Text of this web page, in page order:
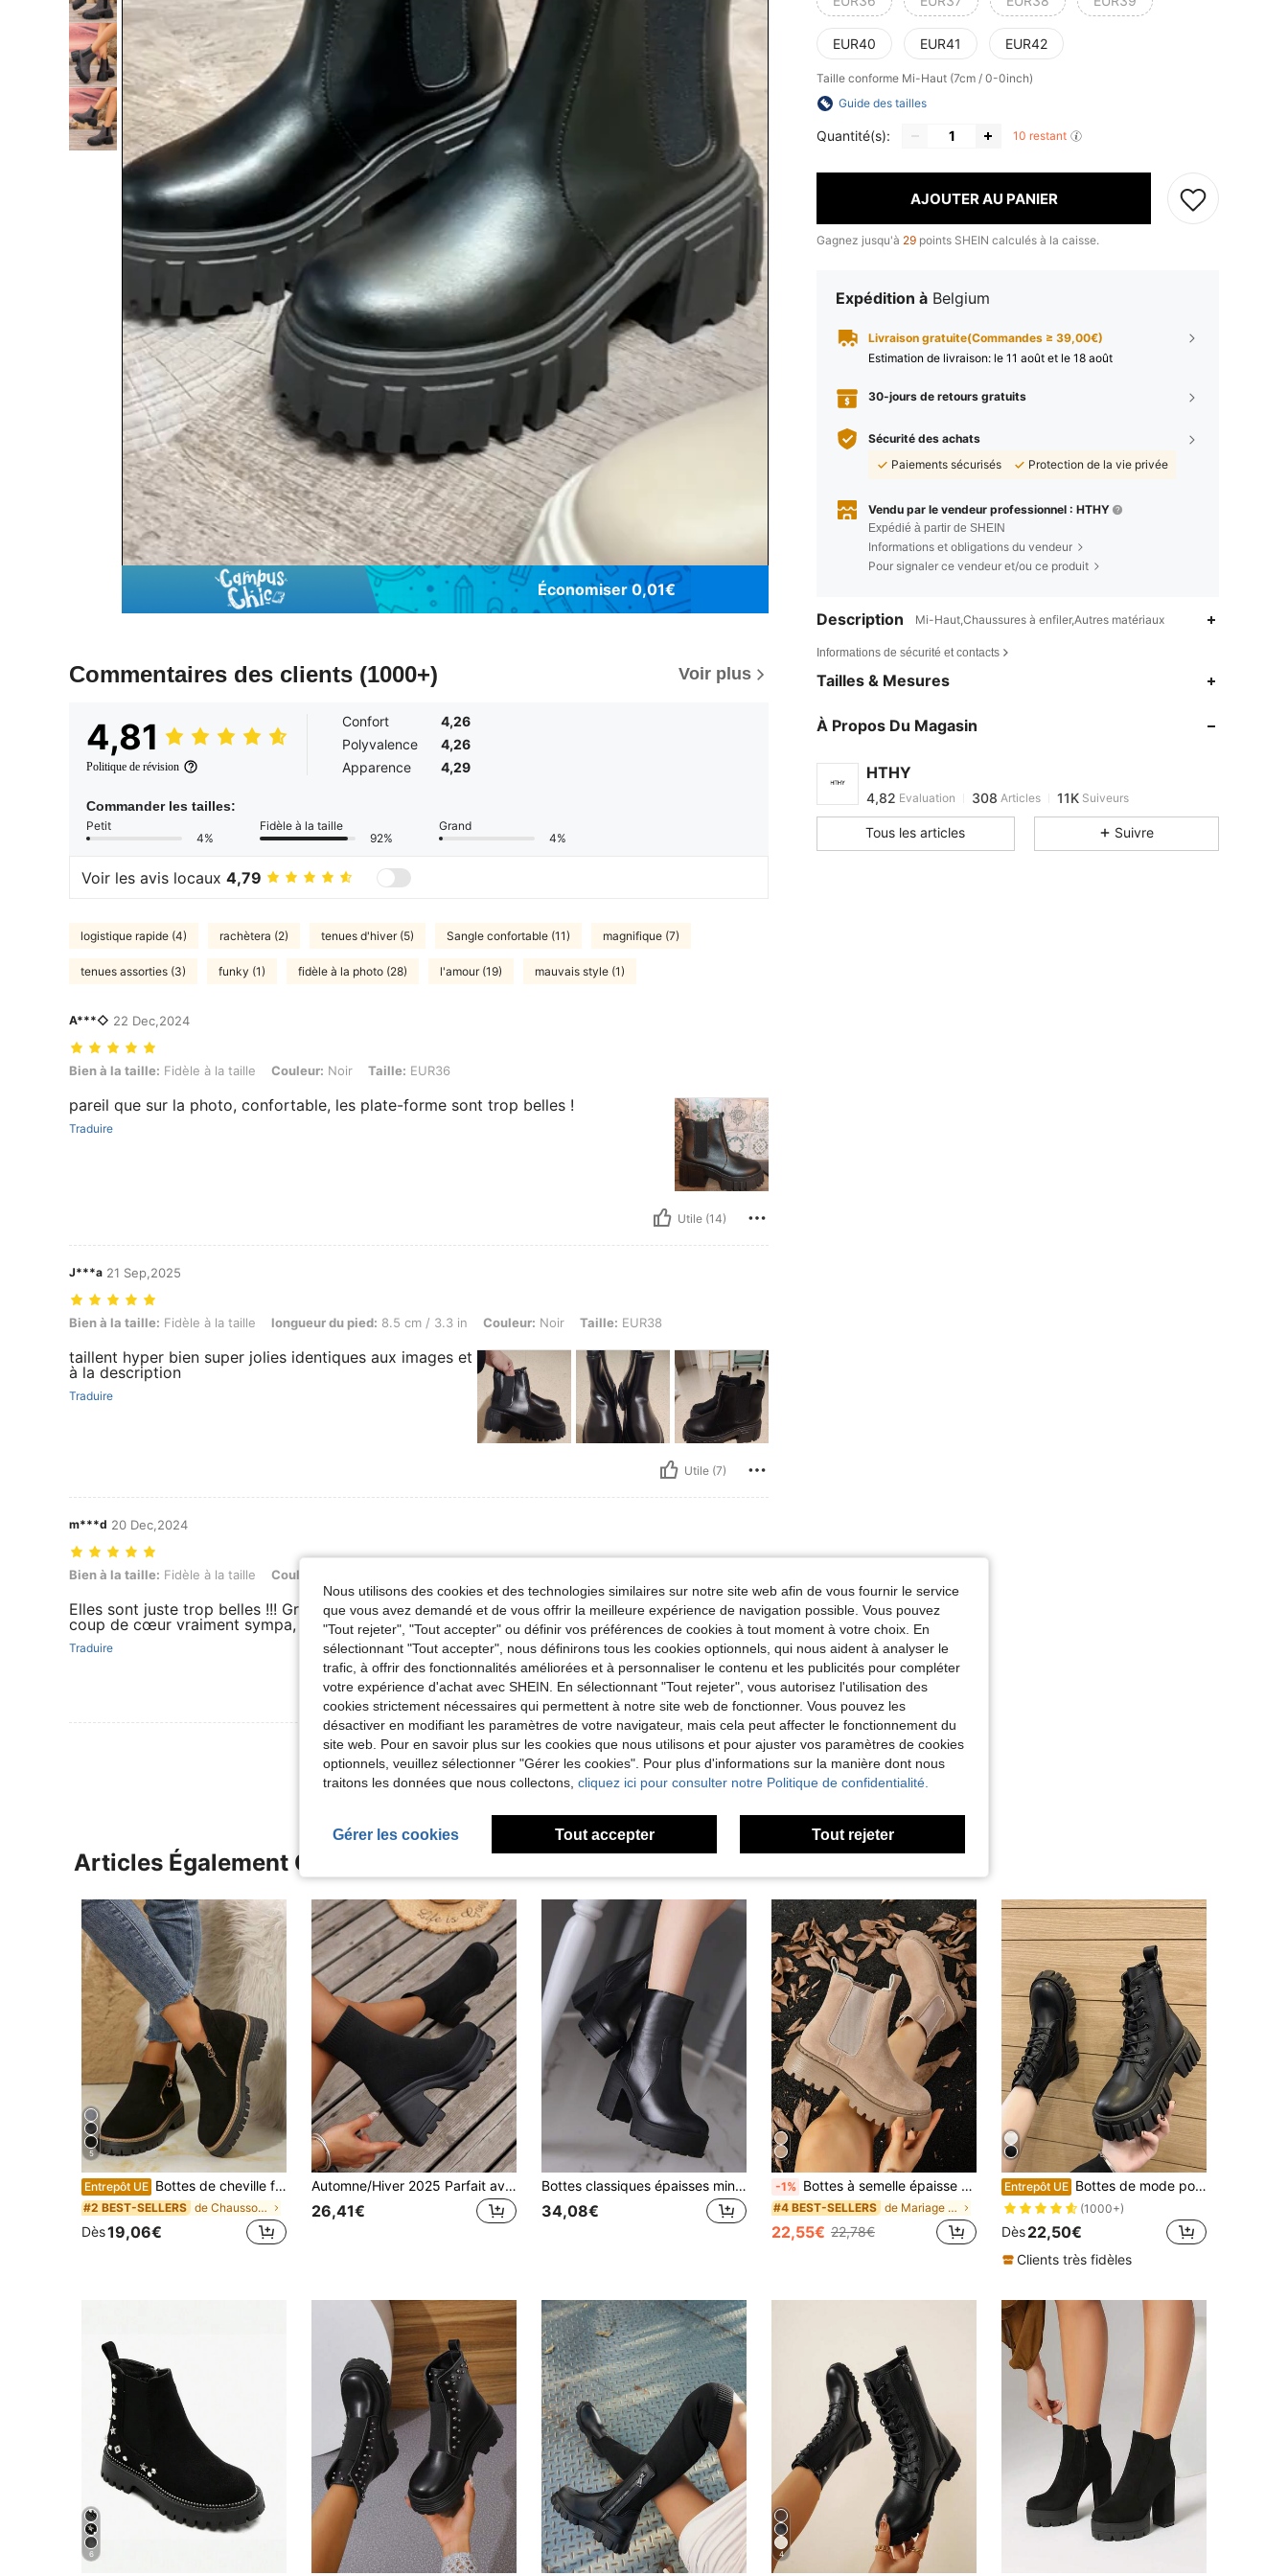
Économiser 0,01€
Commentaires des clients (1000+) Voir plus
4,81
Politique de révision
Confort
4,26
Polyvalence
4,26
Apparence
4,29
Commander les tailles:
Petit
4%
Fidèle à la taille
92%
Grand
4%
Voir les avis locaux 4,79
logistique rapide (4) rachètera (2) tenues d'hiver (5) Sangle confortable (11) magnifique (7)
tenues assorties (3) funky (1) fidèle à la photo (28) l'amour (19) mauvais style (1)
A***◇ 22 Dec,2024
Bien à la taille: Fidèle à la taille, Couleur: Noir, Taille: EUR36
Bien à la taille: Fidèle à la taille Couleur: Noir Taille: EUR36
pareil que sur la photo, confortable, les plate-forme sont trop belles !
Traduire
Utile (14)
J***a 21 Sep,2025
Bien à la taille: Fidèle à la taille, longueur du pied: 8.5 cm / 3.3 in, Couleur: Noir, Taille: EUR38
Bien à la taille: Fidèle à la taille longueur du pied: 8.5 cm / 3.3 in Couleur: Noir Taille: EUR38
taillent hyper bien super jolies identiques aux images et
à la description
Traduire
Utile (7)
m***d 20 Dec,2024
Bien à la taille: Fidèle à la taille, Couleur: Noir, Taille: EUR39
Bien à la taille: Fidèle à la taille Couleur:
Elles sont juste trop belles !!! Grosse semelle elles sont vraiment canons aux pieds .. un petit
coup de cœur vraiment sympa, franchement je recommande j’aime beaucoup
Traduire
Utile (5)
Voir Plus D'avis
EUR40 EUR41 EUR42
Taille conforme Mi-Haut (7cm / 0-0inch)
Guide des tailles
Quantité(s): 10 restant
AJOUTER AU PANIER
Gagnez jusqu'à 29 points SHEIN calculés à la caisse.
Expédition à Belgium
Livraison gratuite(Commandes ≥ 39,00€)
Estimation de livraison: le 11 août et le 18 août
30-jours de retours gratuits
Sécurité des achats
Paiements sécurisés
Protection de la vie privée
Vendu par le vendeur professionnel : HTHY
Expédié à partir de SHEIN
Informations et obligations du vendeur
Pour signaler ce vendeur et/ou ce produit
Description Mi-Haut,Chaussures à enfiler,Autres matériaux
Informations de sécurité et contacts
Tailles & Mesures
À Propos Du Magasin
HTHY
4,82
4,82
308
p***eest en train de naviguer
4,82 308
11K
4,82
Tous les articles Suivre
Articles Également Consultés
5
Entrepôt UE Bottes de cheville femme en velours noir unicolore, style mode décontracté pour l'automne/hiver. Semelle épaisse confortable et fermeture éclair double. Convient pour toutes les saisons.
#2 BEST-SELLERS de Chaussons Bottes à la mode pour femmes
Dès19,06€
Automne/Hiver 2025 Parfait avec un pantalon, Bottes de cheville en tricot décontractées à plateforme élastique pour femmes avec un pull, Bottines mode à talons hauts, Bottes grande taille assorties à un cardigan
26,41€
Bottes classiques épaisses minimalistes pour l'automne/l'hiver, idéales avec un pantalon. Bottes de mode noires pour femmes, s'assortissant avec des leggings. Bottes pour femmes, talons compensés pour femmes
34,08€
-1% Bottes à semelle épaisse pour femmes, bottines Chelsea à la mode, bottes de combat noires pour le printemps, l'automne et l'hiver. Convient pour une utilisation quotidienne, les fêtes, les mariages. Peut être assorti avec des jeans, jupes, pantalons , robes, vestes
#4 BEST-SELLERS de Mariage Bottes à la mode pour femmes
22,55€ 22,78€
Entrepôt UE Bottes de mode pour femmes, bottines et bottines, bottes à lacets doublées de thermique chaudes à semelle épaisse grande taille, nouvelles bottes mi-mollet en cuir style coréen, bottes pour femmes en cuir PU à semelle souple et confortable
(1000+)
Dès22,50€
Clients très fidèles
6 4
Nous utilisons des cookies et des technologies similaires sur notre site web afin de vous fournir le service
que vous avez demandé et de vous offrir la meilleure expérience de navigation possible. Vous pouvez
"Tout rejeter", "Tout accepter" ou définir vos préférences de cookies à tout moment à votre choix. En
sélectionnant "Tout accepter", nous définirons tous les cookies optionnels, qui nous aident à analyser le
trafic, à offrir des fonctionnalités améliorées et à personnaliser le contenu et les publicités pour compléter
votre expérience d'achat avec SHEIN. En sélectionnant "Tout rejeter", vous autorisez l'utilisation des
cookies strictement nécessaires qui permettent à notre site web de fonctionner. Vous pouvez les
désactiver en modifiant les paramètres de votre navigateur, mais cela peut affecter le fonctionnement du
site web. Pour en savoir plus sur les cookies que nous utilisons et pour ajuster vos paramètres de cookies
optionnels, veuillez sélectionner "Gérer les cookies". Pour plus d'informations sur la manière dont nous
traitons les données que nous collectons, cliquez ici pour consulter notre Politique de confidentialité.
Gérer les cookies Tout accepter Tout rejeter